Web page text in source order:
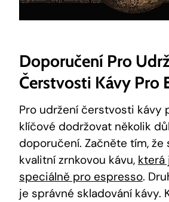
Doporučení Pro
Čerstvosti Kávy Pro
Pro udržení čerstvosti kávy
klíčové dodržovat několik
doporučení. Začněte tím, že
kvalitní zrnkovou kávu, která
speciálně pro espresso.
je správné skladování kávy.